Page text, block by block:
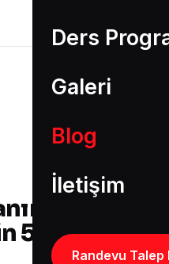
Ders
Galeri
Blog
İletişim
Randevu Talep
5 Kural